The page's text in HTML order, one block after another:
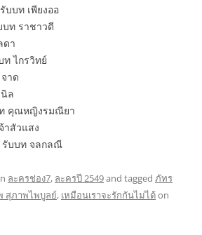
บบท เพียงออ
ท ราชาวดี
ดา
ไกรวิทย์
าด
ล
คุณหญิงรมณียา
สัวแสง
รับบท จลกลณี
ละครช่อง7, ละครปี 2549and tagged ภัทร
สุภาพไพบูลย์, เหมือนเราจะรักกันไม่ได้on